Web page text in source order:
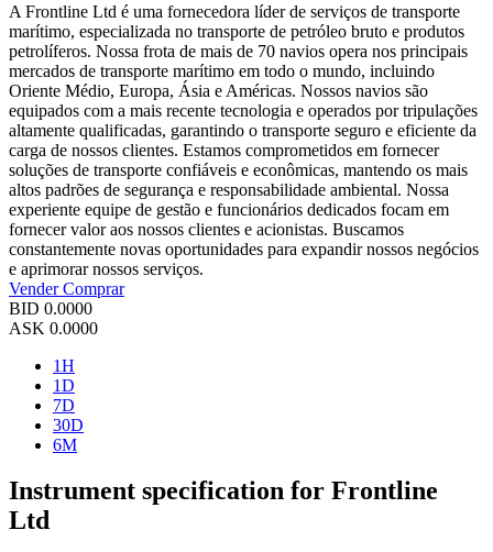
A Frontline Ltd é uma fornecedora líder de serviços de transporte
marítimo, especializada no transporte de petróleo bruto e produtos
petrolíferos. Nossa frota de mais de 70 navios opera nos principais
mercados de transporte marítimo em todo o mundo, incluindo
Oriente Médio, Europa, Ásia e Américas. Nossos navios são
equipados com a mais recente tecnologia e operados por tripulações
altamente qualificadas, garantindo o transporte seguro e eficiente da
carga de nossos clientes. Estamos comprometidos em fornecer
soluções de transporte confiáveis e econômicas, mantendo os mais
altos padrões de segurança e responsabilidade ambiental. Nossa
experiente equipe de gestão e funcionários dedicados focam em
fornecer valor aos nossos clientes e acionistas. Buscamos
constantemente novas oportunidades para expandir nossos negócios
e aprimorar nossos serviços.
VenderComprar
BID 0.0000
ASK 0.0000
1H
1D
7D
30D
6M
Instrument specification for Frontline
Ltd